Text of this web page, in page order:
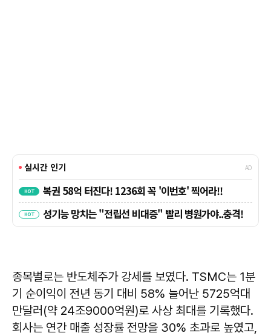
종목별로는 반도체주가 강세를 보였다. TSMC는 1분
기 순이익이 전년 동기 대비 58% 늘어난 5725억대
만달러(약 24조9000억원)로 사상 최대를 기록했다.
회사는 연간 매출 성장률 전망을 30% 초과로 높였고,